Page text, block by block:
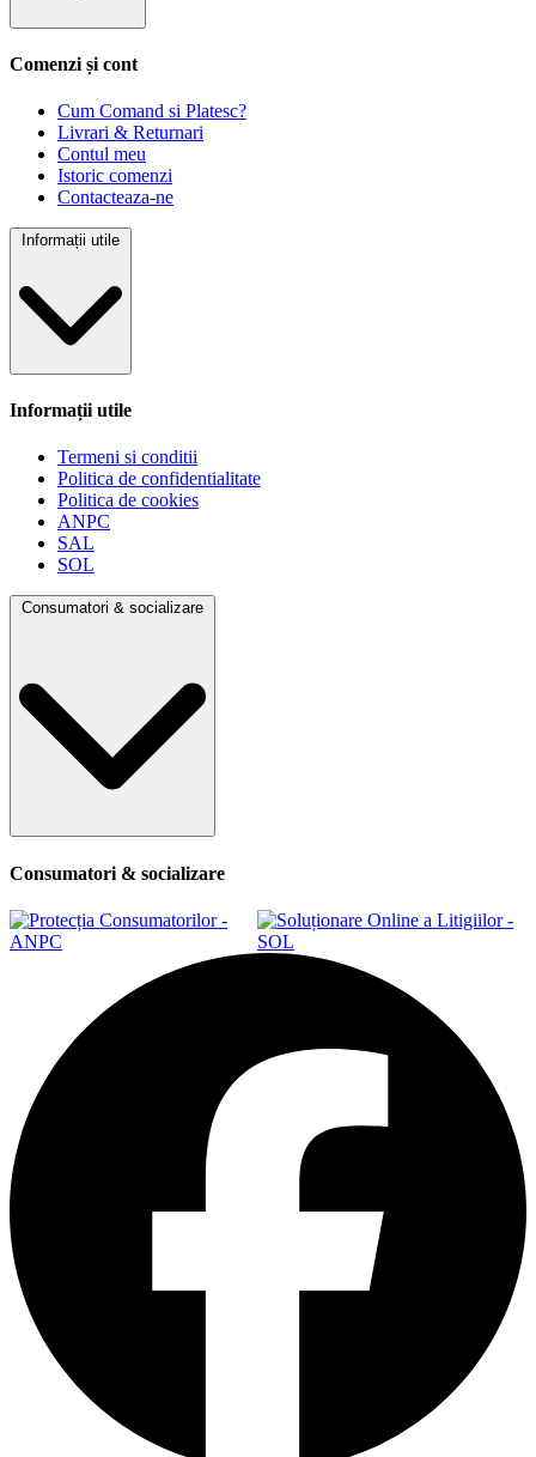
Comenzi și cont
Cum Comand si Platesc?
Livrari & Returnari
Contul meu
Istoric comenzi
Contacteaza-ne
Informații utile
Informații utile
Termeni si conditii
Politica de confidentialitate
Politica de cookies
ANPC
SAL
SOL
Consumatori & socializare
Consumatori & socializare